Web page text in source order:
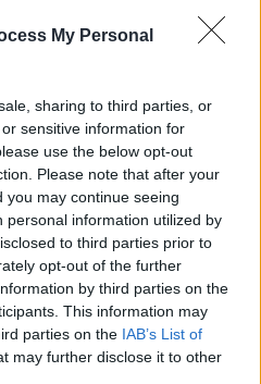
My Personal
sharing to third parties, or
sensitive information for
use the below opt-out
Please note that after your
may continue seeing
personal information utilized by
to third parties prior to
opt-out of the further
by third parties on the
This information may
parties on the IAB’s List of
may further disclose it to other
is szakirányú
erősít a Gál Ferenc